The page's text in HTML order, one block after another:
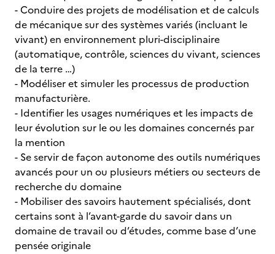
- Conduire des projets de modélisation et de calculs
de mécanique sur des systèmes variés (incluant le
vivant) en environnement pluri-disciplinaire
(automatique, contrôle, sciences du vivant, sciences
de la terre …)
- Modéliser et simuler les processus de production
manufacturière.
- Identifier les usages numériques et les impacts de
leur évolution sur le ou les domaines concernés par
la mention
- Se servir de façon autonome des outils numériques
avancés pour un ou plusieurs métiers ou secteurs de
recherche du domaine
- Mobiliser des savoirs hautement spécialisés, dont
certains sont à l’avant-garde du savoir dans un
domaine de travail ou d’études, comme base d’une
pensée originale